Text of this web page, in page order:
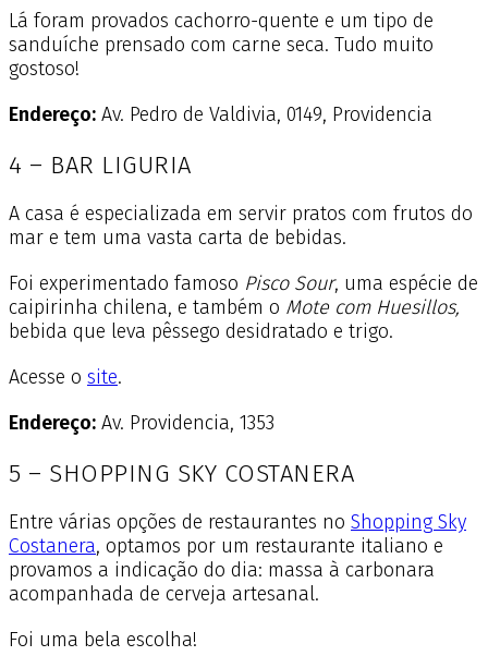
Lá foram provados cachorro-quente e um tipo de
sanduíche prensado com carne seca. Tudo muito
gostoso!
Endereço: Av. Pedro de Valdivia, 0149, Providencia
4 – BAR LIGURIA
A casa é especializada em servir pratos com frutos do
mar e tem uma vasta carta de bebidas.
Foi experimentado famoso Pisco Sour, uma espécie de
caipirinha chilena, e também o Mote com Huesillos,
bebida que leva pêssego desidratado e trigo.
Acesse o site.
Endereço: Av. Providencia, 1353
5 – SHOPPING SKY COSTANERA
Entre várias opções de restaurantes no Shopping Sky
Costanera, optamos por um restaurante italiano e
provamos a indicação do dia: massa à carbonara
acompanhada de cerveja artesanal.
Foi uma bela escolha!